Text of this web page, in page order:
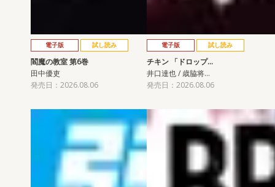
電子版 試し読み
閻魔の教室 第6巻
田中優吏
発売日：2026.08.06
電子版 試し読み
チキン 「ドロップ…
井口達也 / 歳脇将…
発売日：2026.08.06